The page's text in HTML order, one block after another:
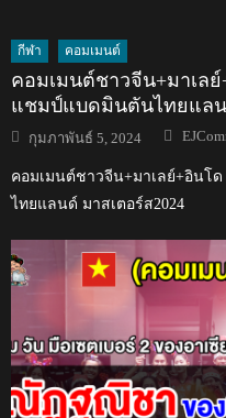
กีฬา คอมเมนต์
คอมเมนต์ชาวจีน+มาเล
แชมป์แบดมินตันไทยแลน
Posted
on
กุมภาพันธ์ 5, 2024 Author
คอมเมนต์ชาวจีน+มาเลย์+อิน
ไทยแลนด์ มาสเตอร์ส2024